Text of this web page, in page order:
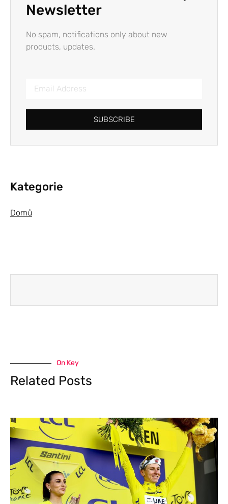
Newsletter
No spam, notifications only about new
products, updates.
SUBSCRIBE
Kategorie
Domů
On Key
Related Posts